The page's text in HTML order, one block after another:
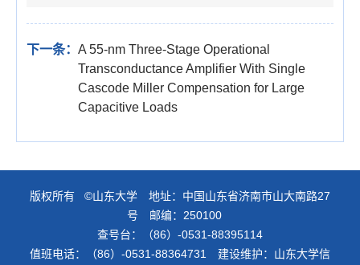
下一条： A 55-nm Three-Stage Operational
Transconductance Amplifier With Single
Cascode Miller Compensation for Large
Capacitive Loads
版权所有 ©山东大学 地址：中国山东省济南市山大南路27
号 邮编：250100
查号台：（86）-0531-88395114
值班电话：（86）-0531-88364731 建设维护：山东大学信